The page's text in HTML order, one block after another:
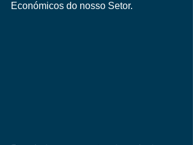
Económicos do nosso Setor.